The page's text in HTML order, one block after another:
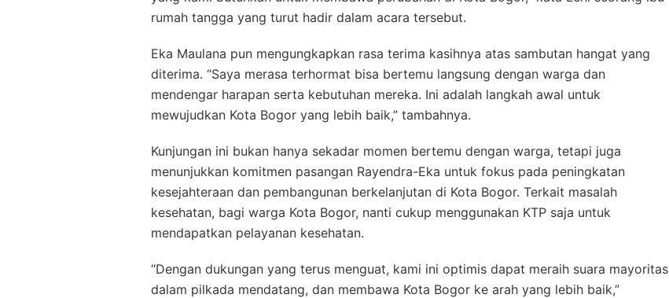
rumah tangga yang turut hadir dalam acara tersebut.
Eka Maulana pun mengungkapkan rasa terima kasihnya atas sambutan hangat yang
diterima. “Saya merasa terhormat bisa bertemu langsung dengan warga dan
mendengar harapan serta kebutuhan mereka. Ini adalah langkah awal untuk
mewujudkan Kota Bogor yang lebih baik,” tambahnya.
Kunjungan ini bukan hanya sekadar momen bertemu dengan warga, tetapi juga
menunjukkan komitmen pasangan Rayendra-Eka untuk fokus pada peningkatan
kesejahteraan dan pembangunan berkelanjutan di Kota Bogor. Terkait masalah
kesehatan, bagi warga Kota Bogor, nanti cukup menggunakan KTP saja untuk
mendapatkan pelayanan kesehatan.
“Dengan dukungan yang terus menguat, kami ini optimis dapat meraih suara mayoritas
dalam pilkada mendatang, dan membawa Kota Bogor ke arah yang lebih baik,”